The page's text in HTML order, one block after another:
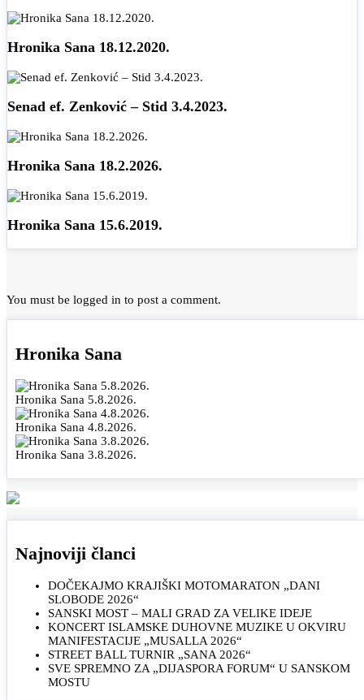
Hronika Sana 18.12.2020.
Senad ef. Zenković – Stid 3.4.2023.
Hronika Sana 18.2.2026.
Hronika Sana 15.6.2019.
You must be logged in to post a comment.
Hronika Sana
Hronika Sana 5.8.2026.
Hronika Sana 4.8.2026.
Hronika Sana 3.8.2026.
Najnoviji članci
DOČEKAJMO KRAJIŠKI MOTOMARATON „DANI
SLOBODE 2026“
SANSKI MOST – MALI GRAD ZA VELIKE IDEJE
KONCERT ISLAMSKE DUHOVNE MUZIKE U OKVIRU
MANIFESTACIJE „MUSALLA 2026“
STREET BALL TURNIR „SANA 2026“
SVE SPREMNO ZA „DIJASPORA FORUM“ U SANSKOM
MOSTU